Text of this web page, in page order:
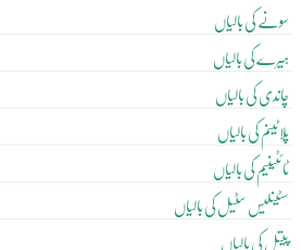
سونے کی بالیاں
ہیرے کی بالیاں
چاندی کی بالیاں
پلاٹینم کی بالیاں
ٹائٹینیم کی بالیاں
سٹینلیس سٹیل کی بالیاں